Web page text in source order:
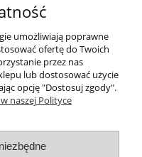
umożliwiają poprawne
ofertę do Twoich
przez nas
lub dostosować użycie
opcję "Dostosuj zgody".
naszej Polityce